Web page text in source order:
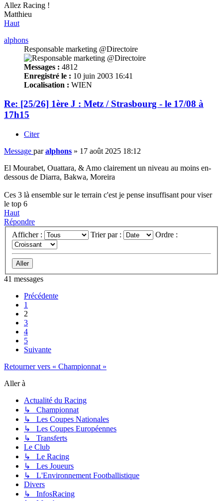
Allez Racing !
Matthieu
Haut
alphons
Responsable marketing @Directoire
Messages : 4812
Enregistré le : 10 juin 2003 16:41
Localisation : WIEN
Re: [25/26] 1ère J : Metz / Strasbourg - le 17/08 à
17h15
Citer
Message paralphons » 17 août 2025 18:12
El Mourabet, Ouattara, & Amo clairement un niveau au moins en-
dessous de Diarra, Bakwa, Moreira
Ces 3 là ensemble sur le terrain c'est je pense insuffisant pour viser
le top 6
Haut
Répondre
Afficher :
Trier par : Ordre :
41 messages
Précédente
1
2
3
4
5
Suivante
Retourner vers « Championnat »
Aller à
Actualité du Racing
↳ Championnat
↳ Les Coupes Nationales
↳ Les Coupes Européennes
↳ Transferts
Le Club
↳ Le Racing
↳ Les Joueurs
↳ L'Environnement Footballistique
Divers
↳ InfosRacing